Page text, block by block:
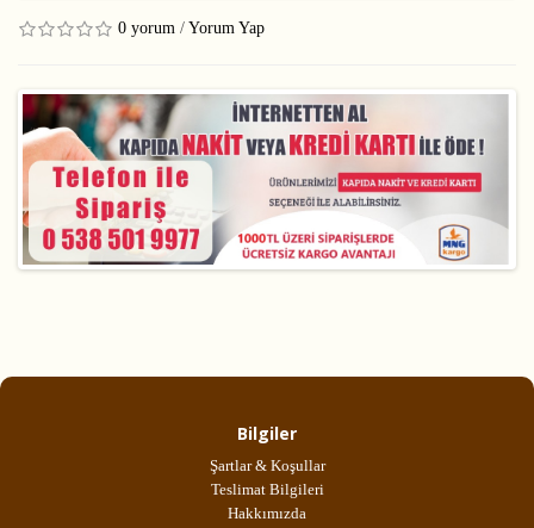
0 yorum / Yorum Yap
Bilgiler
Şartlar & Koşullar
Teslimat Bilgileri
Hakkımızda